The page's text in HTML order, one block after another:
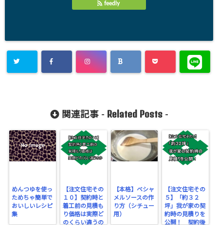
feedly
関連記事 - Related Posts-
めんつゆを使っ
ためちゃ簡単で
おいしいレシピ
集
【注文住宅その
１０】契約時と
着工前の見積も
り価格は実際ど
のくらい違うの
【本格】ベシャ
メルソースの作
り方（シチュー
用）
【注文住宅その
５】「約３２
坪」我が家の契
約時の見積りを
公開！ 契約後